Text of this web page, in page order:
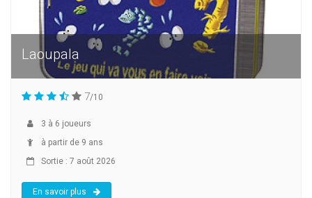
Laoupala
7/10
3 à 6 joueurs
à partir de 9 ans
Sortie : 7 août 2026
En savoir plus